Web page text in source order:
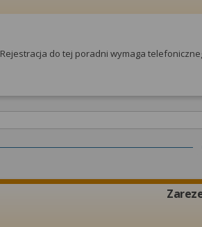
Rejestracja do tej poradni wymaga